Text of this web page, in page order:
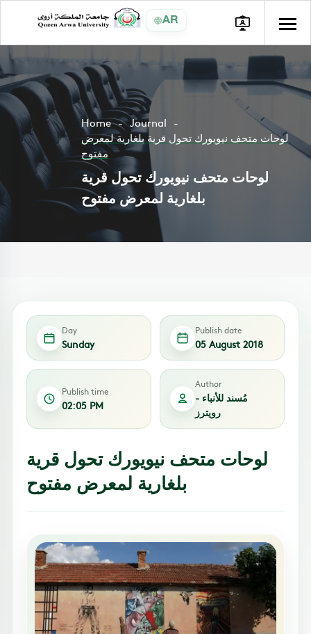
AR
Home
Journal
لوحات متحف نيويورك تحول قرية بلغارية لمعرض
مفتوح
لوحات متحف نيويورك تحول قرية
بلغارية لمعرض مفتوح
Day
Sunday
Publish date
05 August 2018
Publish time
02:05 PM
Author
مُسند للأنباء -
رويترز
لوحات متحف نيويورك تحول قرية
بلغارية لمعرض مفتوح